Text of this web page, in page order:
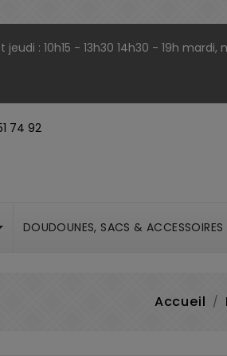
jeudi : 10h15 - 13h30 14h30 - 19h mardi,
74 92
DOUDOUNES, SACS & ACCESSOIRES
Accueil